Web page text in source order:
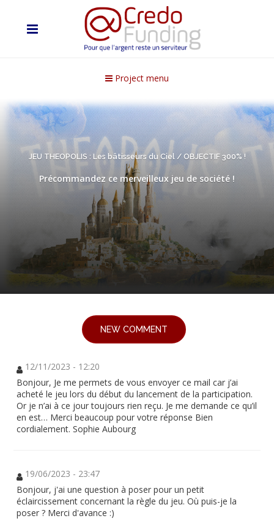
Project menu
JEU THEOPOLIS : Les bâtisseurs du Ciel / OBJECTIF 300% !
Précommandez ce merveilleux jeu de société !
NEW COMMENT
12/11/2023 - 12:20
Bonjour, Je me permets de vous envoyer ce mail car j’ai
acheté le jeu lors du début du lancement de la participation.
Or je n’ai à ce jour toujours rien reçu. Je me demande ce qu’il
en est… Merci beaucoup pour votre réponse Bien
cordialement. Sophie Aubourg
19/06/2023 - 23:47
Bonjour, j'ai une question à poser pour un petit
éclaircissement concernant la règle du jeu. Où puis-je la
poser ? Merci d'avance :)